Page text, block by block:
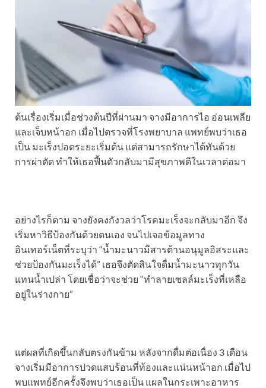
ต้นเรื่องเริ่มเมื่อช่วงต้นปีที่ผ่านมา จางมีอาการไอ อ่อนเพลีย
และเจ็บหน้าอก เมื่อไปตรวจที่โรงพยาบาล แพทย์พบว่าเธอ
เป็น มะเร็งปอดระยะเริ่มต้น แต่สามารถรักษาได้ทันด้วย
การผ่าตัด ทำให้เธอฟื้นตัวกลับมามีสุขภาพดีในเวลาต่อมา
อย่างไรก็ตาม จางยังคงกังวลว่าโรคมะเร็งจะกลับมาอีก จึง
เริ่มหาวิธีป้องกันด้วยตนเอง จนไปเจอข้อมูลทาง
อินเทอร์เน็ตที่ระบุว่า “น้ำมะนาวมีสารต้านอนุมูลอิสระและ
ช่วยป้องกันมะเร็งได้” เธอจึงตัดสินใจดื่มน้ำมะนาวทุกวัน
แทนน้ำเปล่า โดยเชื่อว่าจะช่วย “ทำลายเซลล์มะเร็งที่เหลือ
อยู่ในร่างกาย”
แต่ผลที่เกิดขึ้นกลับตรงกันข้าม หลังจากดื่มต่อเนื่อง 3 เดือน
จางเริ่มมีอาการปวดแสบร้อนที่ท้องและแน่นหน้าอก เมื่อไป
พบแพทย์อีกครั้งจึงพบว่าเธอเป็น แผลในกระเพาะอาหาร